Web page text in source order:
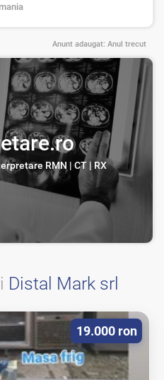
Anunt adaugat: Anul trecut
RMN | CT | RX
Distal Mark srl
19.000 ron